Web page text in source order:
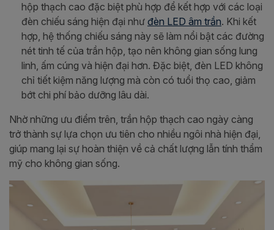
hộp thạch cao đặc biệt phù hợp để kết hợp với các loại
đèn chiếu sáng hiện đại như đèn LED âm trần. Khi kết
hợp, hệ thống chiếu sáng này sẽ làm nổi bật các đường
nét tinh tế của trần hộp, tạo nên không gian sống lung
linh, ấm cúng và hiện đại hơn. Đặc biệt, đèn LED không
chỉ tiết kiệm năng lượng mà còn có tuổi thọ cao, giảm
bớt chi phí bảo dưỡng lâu dài.
Nhờ những ưu điểm trên, trần hộp thạch cao ngày càng
trở thành sự lựa chọn ưu tiên cho nhiều ngôi nhà hiện đại,
giúp mang lại sự hoàn thiện về cả chất lượng lẫn tính thẩm
mỹ cho không gian sống.